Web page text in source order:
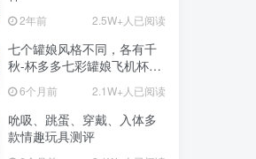
2年前 2.5W+人已阅读
七个罐娘风格不同，各有千
秋-杯多多七彩罐娘飞机杯测
6个月前 2.1W+人已阅读
吮吸、跳蛋、穿戴、入体多
款情趣玩具测评